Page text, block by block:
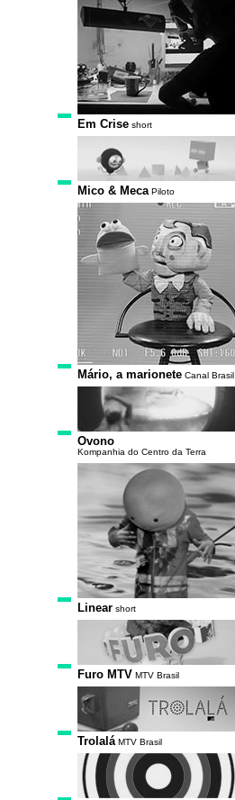
Em Crise short
Mico & Meca Piloto
Mário, a marionete Canal Brasil
Ovono
Kompanhia do Centro da Terra
Linear short
Furo MTV MTV Brasil
Trolalá MTV Brasil